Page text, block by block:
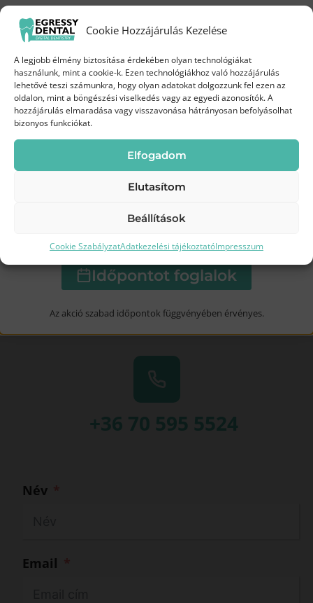
Cookie Hozzájárulás Kezelése
A legjobb élmény biztosítása érdekében olyan technológiákat
használunk, mint a cookie-k. Ezen technológiákhoz való hozzájárulás
lehetővé teszi számunkra, hogy olyan adatokat dolgozzunk fel ezen az
oldalon, mint a böngészési viselkedés vagy az egyedi azonosítók. A
hozzájárulás elmaradása vagy visszavonása hátrányosan befolyásolhat
bizonyos funkciókat.
Elfogadom
Elutasítom
Beállítások
Cookie SzabályzatAdatkezelési tájékoztatóImpresszum
Kapcsolat
Kérjen visszahívást
Rendelőnk nyitva tartási idejében a lehető
legrövidebb időn belül felvesszük Önnel a
kapcsolatot!
Kérjen időpontot még ma!
+36 70 381 5871
+36 70 595 5524
Név
Email
Próbáld ki a Biofilm terápiát
Augusztus 3-19.között az Egressy Dentalnál
Most 35 000 Ft
45 000 Fthelyett
tisztítás
Modern
technológia
mosoly
Időpontot foglalok
Az akció szabad időpontok függvényében érvényes.